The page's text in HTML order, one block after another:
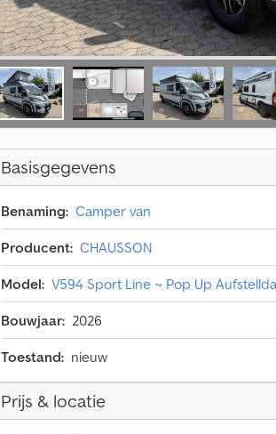
Basisgegevens
Benaming: Camper van
Producent: CHAUSSON
Model: V594 Sport Line ~ Pop Up
Bouwjaar: 2026
Toestand: nieuw
Prijs & locatie